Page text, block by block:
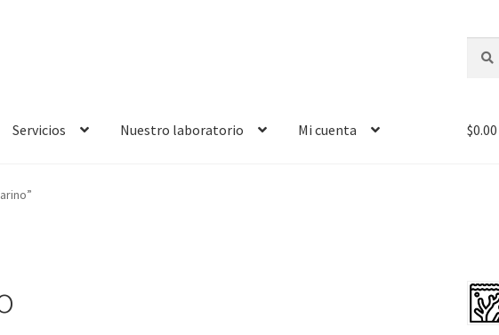
por:
Servicios Nuestro laboratorio Mi cuenta $0.00